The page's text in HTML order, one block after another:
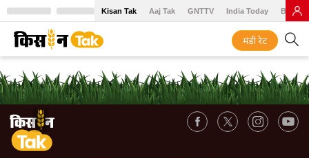
Kisan Tak Aaj Tak GNTTV India Today BT
मंडी रेट